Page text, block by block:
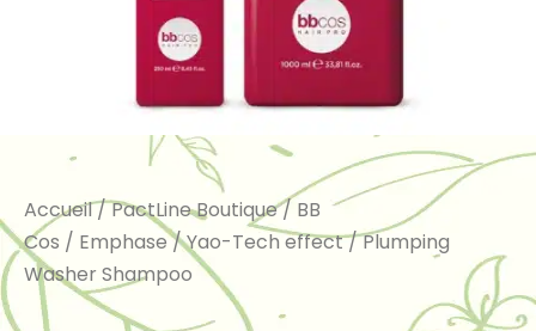
Accueil/PactLine Boutique/ BB
Cos / Emphase/Yao-Tech effect/ Plumping
Washer Shampoo